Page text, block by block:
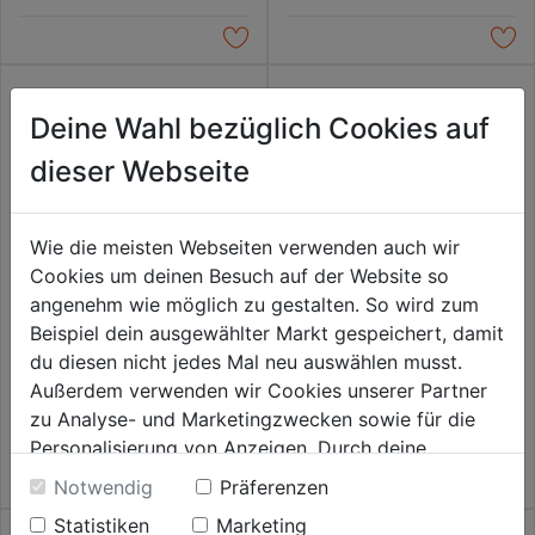
Inlinefilter 1/4"
15,99€
Luftfilter für ProfiAir
Kompressoren
15,99€
Deine Wahl bezüglich Cookies auf
dieser Webseite
Wie die meisten Webseiten verwenden auch wir
Cookies um deinen Besuch auf der Website so
angenehm wie möglich zu gestalten. So wird zum
Beispiel dein ausgewählter Markt gespeichert, damit
du diesen nicht jedes Mal neu auswählen musst.
Außerdem verwenden wir Cookies unserer Partner
zu Analyse- und Marketingzwecken sowie für die
Personalisierung von Anzeigen. Durch deine
Einwilligung werden die Daten von Drittanbieter,
unter anderem auch in den USA, verarbeitet.
Notwendig
Präferenzen
Statistiken
Marketing